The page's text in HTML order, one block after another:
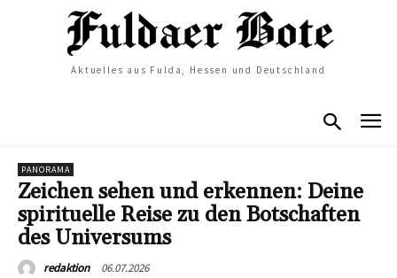
Aktuelles aus Fulda, Hessen und Deutschland
PANORAMA
Zeichen sehen und erkennen: Deine
spirituelle Reise zu den Botschaften
des Universums
redaktion 06.07.2026